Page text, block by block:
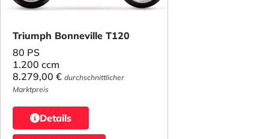
Triumph Bonneville T120
80 PS
1.200 ccm
8.279,00 € durchschnittlicher
Marktpreis
Details